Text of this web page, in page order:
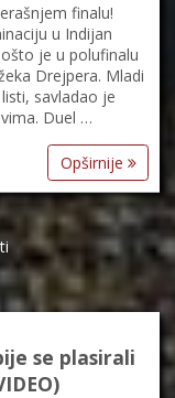
finalu!
u Indijan
je u polufinalu
Drejpera. Mladi
savladao je
Duel …
Opširnije
se plasirali